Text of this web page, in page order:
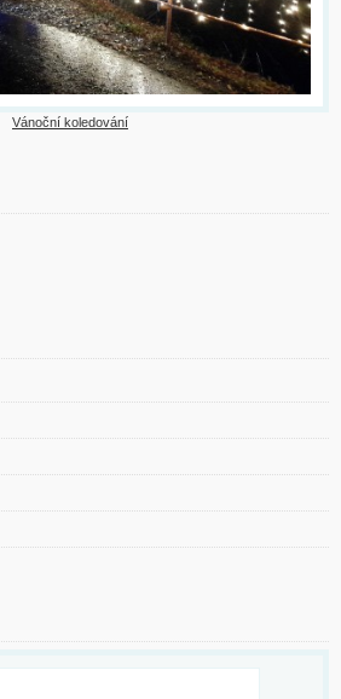
Vánoční koledování